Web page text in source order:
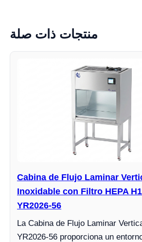
منتجات ذات صلة
Cabina de Flujo Laminar
Inoxidable con Filtro HEPA
YR2026-56
La Cabina de Flujo Laminar
YR2026-56 proporciona un